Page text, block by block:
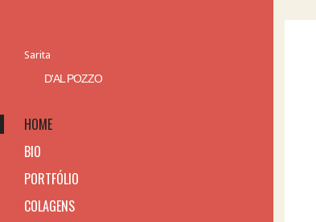
Sarita
D'AL POZZO
HOME
BIO
PORTFÓLIO
COLAGENS